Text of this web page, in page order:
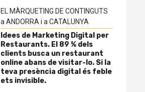
EL MÀRQUETING DE CONTINGUTS
a ANDORRA i a CATALUNYA
Idees de Marketing Digital per
Restaurants. El 89 % dels
clients busca un restaurant
online abans de visitar-lo. Si la
teva presència digital és feble
ets invisible.